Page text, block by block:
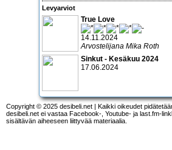
Levyarviot
True Love
14.11.2024
Arvostelijana Mika Roth
Sinkut - Kesäkuu 2024
17.06.2024
Copyright © 2025 desibeli.net | Kaikki oikeudet
desibeli.net ei vastaa Facebook-, Youtube- ja last.fm-
sisältävän aiheeseen liittyvää materiaalia.